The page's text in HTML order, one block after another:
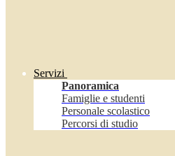
Servizi
Panoramica
Famiglie e studenti
Personale scolastico
Percorsi di studio